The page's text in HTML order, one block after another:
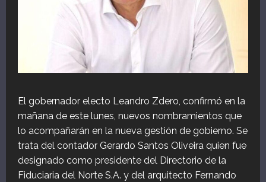
El gobernador electo Leandro Zdero, confirmó en la
mañana de este lunes, nuevos nombramientos que
lo acompañarán en la nueva gestión de gobierno. Se
trata del contador Gerardo Santos Oliveira quien fue
designado como presidente del Directorio de la
Fiduciaria del Norte S.A. y del arquitecto Fernando